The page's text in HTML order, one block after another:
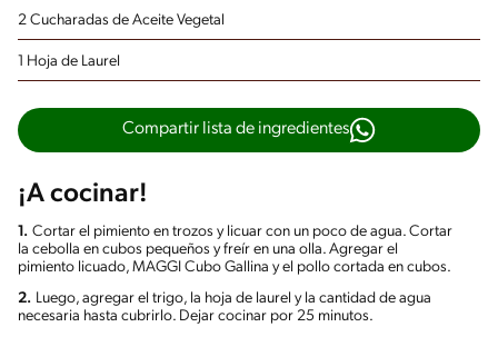
2 Cucharadas de Aceite Vegetal
1 Hoja de Laurel
Compartir lista de ingredientes
¡A cocinar!
1. Cortar el pimiento en trozos y licuar con un poco de agua. Cortar
la cebolla en cubos pequeños y freír en una olla. Agregar el
pimiento licuado, MAGGI Cubo Gallina y el pollo cortada en cubos.
2. Luego, agregar el trigo, la hoja de laurel y la cantidad de agua
necesaria hasta cubrirlo. Dejar cocinar por 25 minutos.